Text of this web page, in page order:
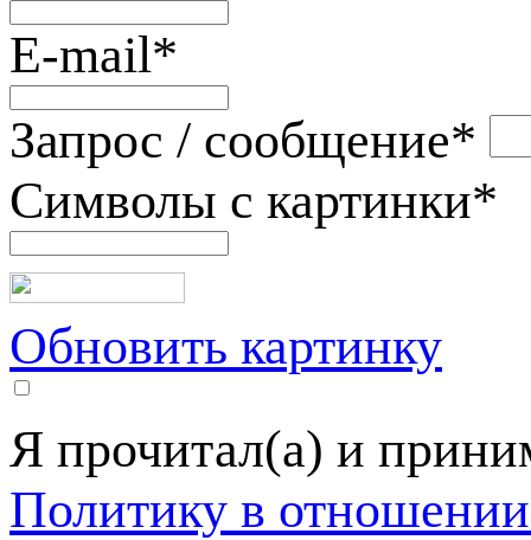
E-mail*
Запрос / сообщение*
Символы с картинки*
Обновить картинку
Я прочитал(а) и
Политику в